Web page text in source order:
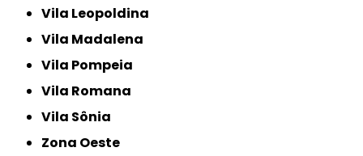
Vila Leopoldina
Vila Madalena
Vila Pompeia
Vila Romana
Vila Sônia
Zona Oeste